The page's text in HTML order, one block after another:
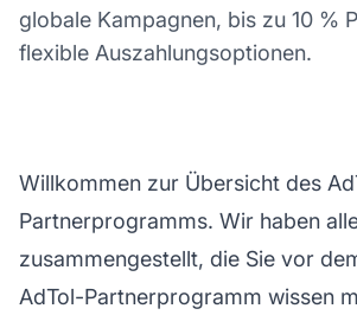
globale Kampagnen, bis zu 10 %
flexible Auszahlungsoptionen.
Willkommen zur Übersicht des
Partnerprogramms. Wir haben
zusammengestellt, die Sie vor
AdTol-Partnerprogramm wissen